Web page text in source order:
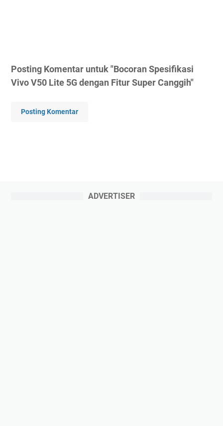
Posting Komentar untuk "Bocoran Spesifikasi
Vivo V50 Lite 5G dengan Fitur Super Canggih"
Posting Komentar
ADVERTISER